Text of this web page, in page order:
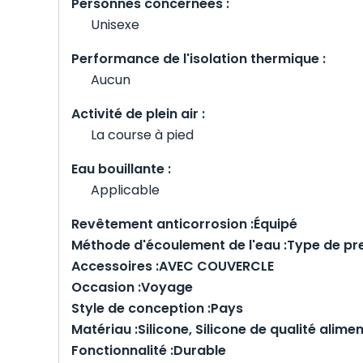
Unisexe
Performance de l'isolation thermique :
Aucun
Activité de plein air :
La course à pied
Eau bouillante :
Applicable
Revêtement anticorrosion :Équipé
Méthode d'écoulement de l'eau :Type de
Accessoires :AVEC COUVERCLE
Occasion :Voyage
Style de conception :Pays
Matériau :Silicone, Silicone de qualité
Fonctionnalité :Durable